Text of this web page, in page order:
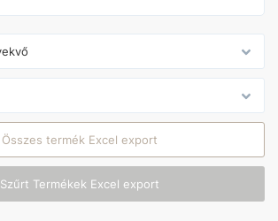
Összes termék Excel export
Szűrt Termékek Excel export